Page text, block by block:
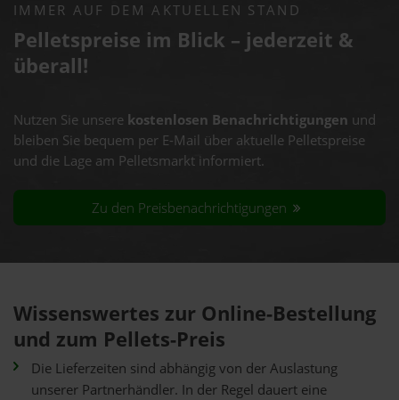
IMMER AUF DEM AKTUELLEN STAND
Pelletspreise im Blick – jederzeit &
überall!
Nutzen Sie unsere kostenlosen Benachrichtigungen und
bleiben Sie bequem per E-Mail über aktuelle Pelletspreise
und die Lage am Pelletsmarkt informiert.
Zu den Preisbenachrichtigungen
Wissenswertes zur Online-Bestellung
und zum Pellets-Preis
Die Lieferzeiten sind abhängig von der Auslastung
unserer Partnerhändler. In der Regel dauert eine